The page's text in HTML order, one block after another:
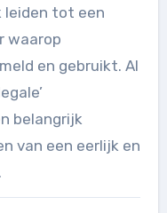
leiden tot een
waarop
en gebruikt. Al
belangrijk
van een eerlijk en